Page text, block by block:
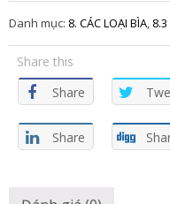
Danh mục: 8. CÁC LOẠI BÌA,
Share this
Share
Share